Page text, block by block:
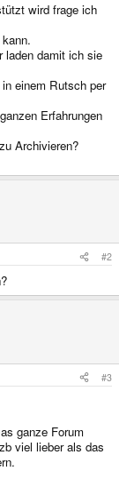
wird frage ich
laden damit ich sie
einem Rutsch per
Erfahrungen
Archivieren?
#2
#3
ganze Forum
viel lieber als das